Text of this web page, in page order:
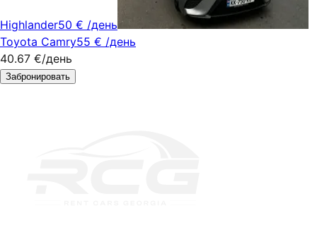
Highlander50 € /день
Toyota Camry55 € /день
40.67 €/день
Забронировать